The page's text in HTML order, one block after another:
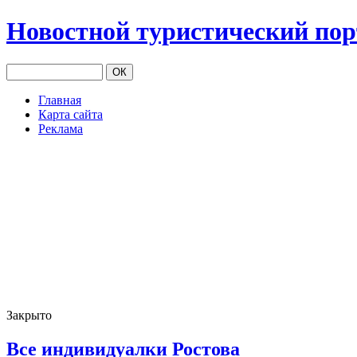
Новостной туристический
Главная
Карта сайта
Реклама
Закрыто
Все индивидуалки Ростова